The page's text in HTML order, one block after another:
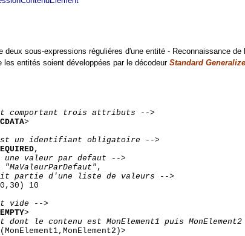
deux sous-expressions régulières d'une entité - Reconnaissance de
les entités soient développées par le décodeur Standard
comportant trois attributs -->
CDATA>
un identifiant obligatoire -->
,
une valeur par defaut -->
"MaValeurParDefaut" ,
partie d'une liste de valeurs -->
10
vide -->
EMPTY>
le contenu est MonElement1 puis